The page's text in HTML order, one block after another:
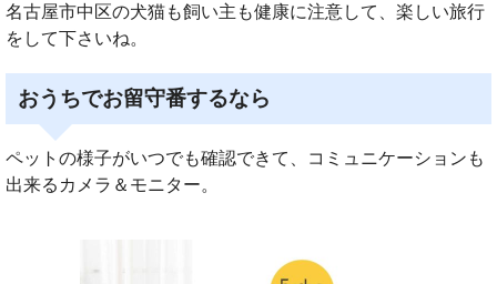
名古屋市中区の犬猫も飼い主も健康に注意して、楽しい旅行
をして下さいね。
おうちでお留守番するなら
ペットの様子がいつでも確認できて、コミュニケーションも
出来るカメラ＆モニター。